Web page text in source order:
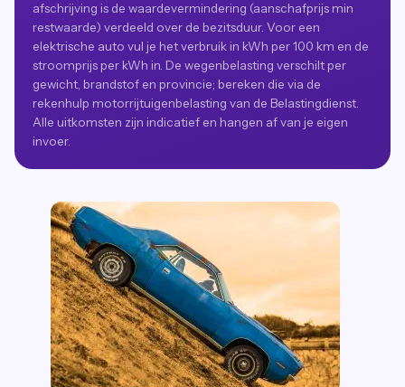
afschrijving is de waardevermindering (aanschafprijs min
restwaarde) verdeeld over de bezitsduur. Voor een
elektrische auto vul je het verbruik in kWh per 100 km en de
stroomprijs per kWh in. De wegenbelasting verschilt per
gewicht, brandstof en provincie; bereken die via de
rekenhulp motorrijtuigenbelasting van de Belastingdienst.
Alle uitkomsten zijn indicatief en hangen af van je eigen
invoer.